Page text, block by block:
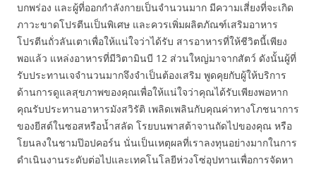
บกพร่อง และผู้ที่ออกกำลังกายเป็นจำนวนมาก มีความเสี่ยงที่จะเกิด
ภาวะขาดโปรตีนเป็นพิเศษ และควรเพิ่มผลิตภัณฑ์เสริมอาหาร
โปรตีนถั่วลันเตาเพื่อให้แน่ใจว่าได้รับ สารอาหารที่ให้ชีวิตนี้เพียง
พอแล้ว แหล่งอาหารที่มีวิตามินบี 12 ส่วนใหญ่มาจากสัตว์ ดังนั้นผู้ที่
รับประทานเจจำนวนมากจึงจำเป็นต้องเสริม พูดคุยกับผู้ให้บริการ
ด้านการดูแลสุขภาพของคุณเพื่อให้แน่ใจว่าคุณได้รับเพียงพอหาก
คุณรับประทานอาหารมังสวิรัติ เพลิดเพลินกับคุณค่าทางโภชนาการ
ของยีสต์ในซอสหรือน้ำสลัด โรยบนพาสต้าจานถัดไปของคุณ หรือ
โยนลงในชามป๊อปคอร์น นั่นเป็นเหตุผลที่เราลงทุนอย่างมากในการ
ดำเนินงานระดับต่อไปและเทคโนโลยีห่วงโซ่อุปทานเพื่อการจัดหา